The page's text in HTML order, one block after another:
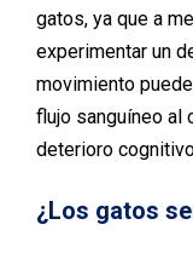
gatos, ya que a
experimentar un
movimiento
flujo sanguíneo al
deterioro
¿Los gatos